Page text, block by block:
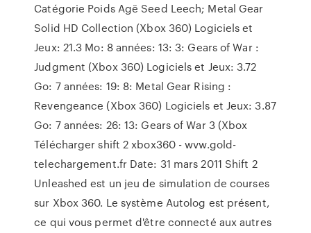
Catégorie Poids Agë Seed Leech; Metal Gear
Solid HD Collection (Xbox 360) Logiciels et
Jeux: 21.3 Mo: 8 années: 13: 3: Gears of War :
Judgment (Xbox 360) Logiciels et Jeux: 3.72
Go: 7 années: 19: 8: Metal Gear Rising :
Revengeance (Xbox 360) Logiciels et Jeux: 3.87
Go: 7 années: 26: 13: Gears of War 3 (Xbox
Télécharger shift 2 xbox360 - wvw.gold-
telechargement.fr Date: 31 mars 2011 Shift 2
Unleashed est un jeu de simulation de courses
sur Xbox 360. Le système Autolog est présent,
ce qui vous permet d'être connecté aux autres